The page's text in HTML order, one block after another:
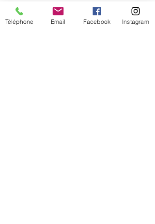
Téléphone Email Facebook Instagram